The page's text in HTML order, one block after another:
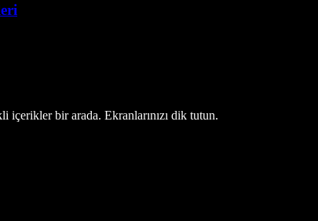
içerikler bir arada. Ekranlarınızı dik tutun.